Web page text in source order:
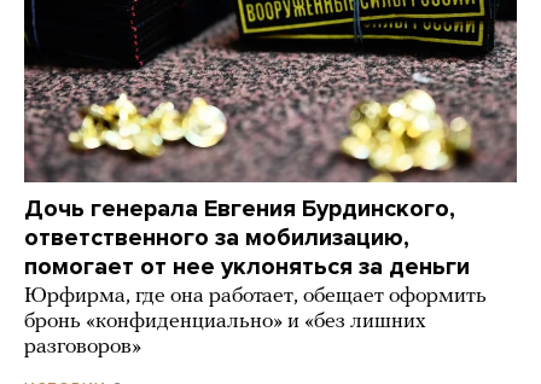
Дочь генерала Евгения Бурдинского,
ответственного за мобилизацию,
помогает от нее уклоняться за деньги
Юрфирма, где она работает, обещает оформить
бронь «конфиденциально» и «без лишних
разговоров»